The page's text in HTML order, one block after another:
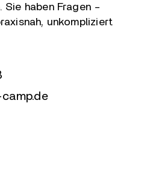
haben Fragen –
unkompliziert